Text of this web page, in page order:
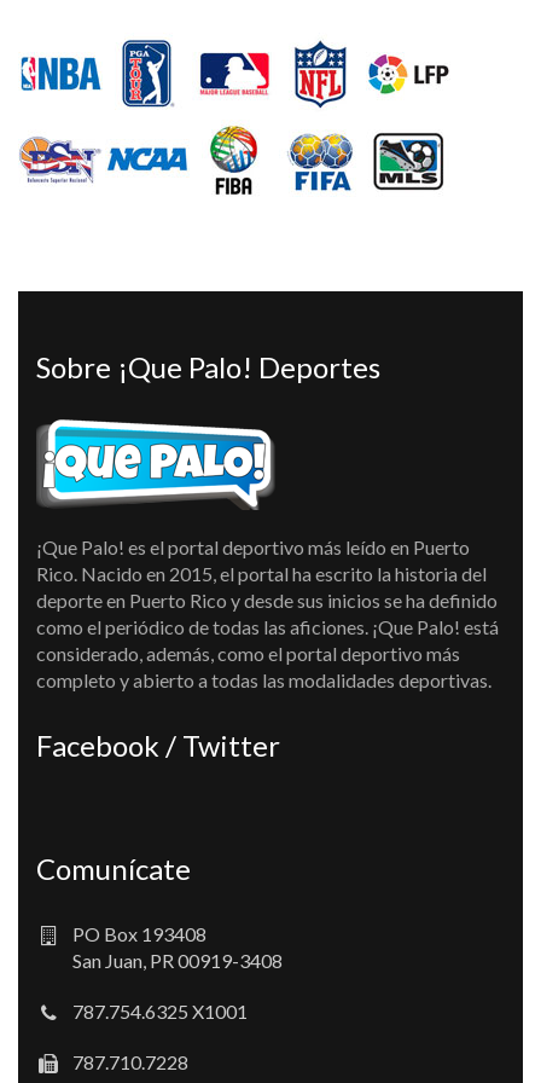
Sobre ¡Que Palo! Deportes
¡Que Palo! es el portal deportivo más leído en Puerto
Rico. Nacido en 2015, el portal ha escrito la historia del
deporte en Puerto Rico y desde sus inicios se ha definido
como el periódico de todas las aficiones. ¡Que Palo! está
considerado, además, como el portal deportivo más
completo y abierto a todas las modalidades deportivas.
Facebook / Twitter
Comunícate
PO Box 193408
San Juan, PR 00919-3408
787.754.6325 X1001
787.710.7228